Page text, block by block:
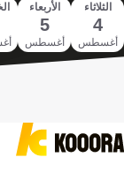
الثلاثاء
4
أغسطس
الأربعاء
5
أغسطس